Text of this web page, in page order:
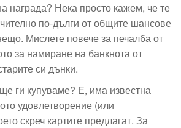
награда? Нека просто кажем, че те
по-дълги от общите шансове
Мислете повече за печалба от
за намиране на банкнота от
си дънки.
ги купуваме? Е, има известна
удовлетворение (или
скреч картите предлагат. За